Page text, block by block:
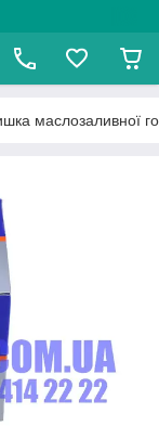
маслозаливної